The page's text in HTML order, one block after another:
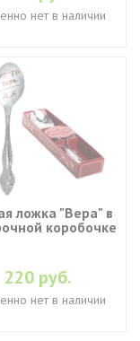
нет в наличии
ложка "Вера" в
коробочке
220 руб.
нет в наличии